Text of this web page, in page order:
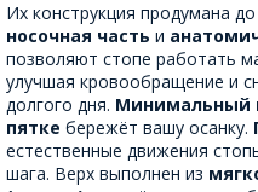
Их конструкция продумана
носочная часть и
позволяют стопе работать
улучшая кровообращение и
долгого дня. Минимальный
пятке бережёт вашу осанку.
естественные движения
шага. Верх выполнен из